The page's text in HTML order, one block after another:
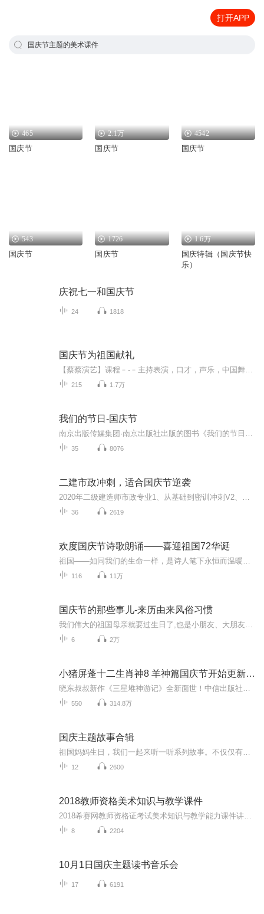
打开APP
国庆节主题的美术课件
465
国庆节
2.1万
国庆节
4542
国庆节
543
国庆节
1726
国庆节
1.6万
国庆特辑（国庆节快
乐）
庆祝七一和国庆节
24 1818
国庆节为祖国献礼
215 1.7万
我们的节日-国庆节
35 8076
二建市政冲刺，适合国庆节逆袭
36 2619
欢度国庆节诗歌朗诵——喜迎祖国72华诞
116 11万
国庆节的那些事儿-来历由来风俗习惯
6 2万
小猪屏蓬十二生肖神8 羊神篇国庆节开始更新啦！
550 314.8万
国庆主题故事合辑
12 2600
2018教师资格美术知识与教学课件
8 2204
10月1日国庆主题读书音乐会
17 6191